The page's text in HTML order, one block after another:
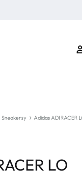
Sneakersy Adidas ADIRACER
LO